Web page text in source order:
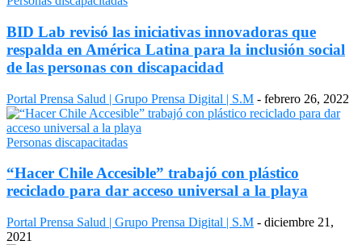
BID Lab revisó las iniciativas innovadoras que
respalda en América Latina para la inclusión social
de las personas con discapacidad
Portal Prensa Salud | Grupo Prensa Digital | S.M - febrero 26, 2022
Personas discapacitadas
“Hacer Chile Accesible” trabajó con plástico
reciclado para dar acceso universal a la playa
Portal Prensa Salud | Grupo Prensa Digital | S.M - diciembre 21,
2021